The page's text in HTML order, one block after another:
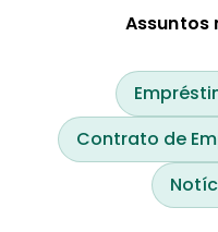
Assuntos
Contrato de